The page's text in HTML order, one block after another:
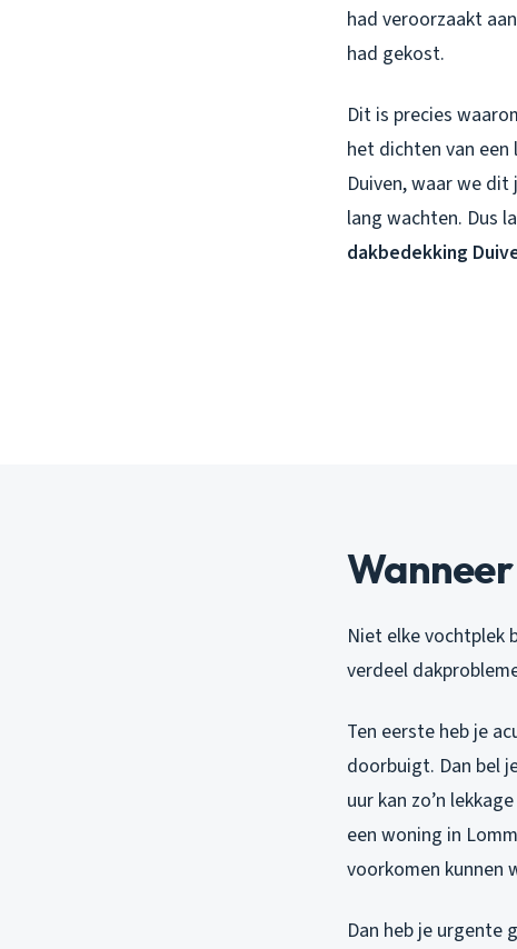
had veroorzaakt
had gekost.
Dit is precies
het dichten van
Duiven, waar we
lang wachten. Dus
dakbedekking
Niet elke vochtplek
verdeel
Ten eerste heb je
doorbuigt. Dan bel
uur kan zo’n
een woning in
voorkomen kunnen
Dan heb je urgente